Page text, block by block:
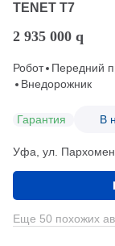
TENET T7
2 935 000 q
Робот Передний
Внедорожник
Гарантия В
Уфа, ул.
Еще 50 похожих